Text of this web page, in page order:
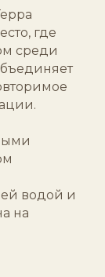
где
среди
водой и
на